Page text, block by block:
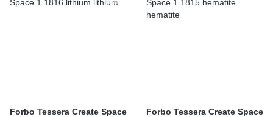
Forbo Tessera Create Space
Forbo Tessera Create Space